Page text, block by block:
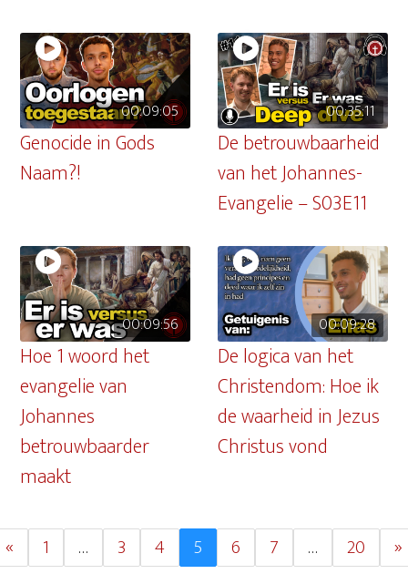
00:09:05
Genocide in Gods
Naam?!
00:35:11
De betrouwbaarheid
van het Johannes-
Evangelie – S03E11
00:09:56
Hoe 1 woord het
evangelie van
Johannes
betrouwbaarder
maakt
00:09:28
De logica van het
Christendom: Hoe ik
de waarheid in Jezus
Christus vond
« 1 … 3 4 5 6 7 … 20 »